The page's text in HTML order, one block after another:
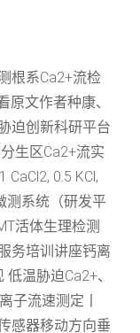
根系Ca2+流检
文作者种康、
迫创新科研平台
生区Ca2+流实
0.5 KCl,
测系统（研发平
活体生理检测
务培训讲座钙离
温胁迫Ca2+、
子流速测定丨
感器移动方向垂